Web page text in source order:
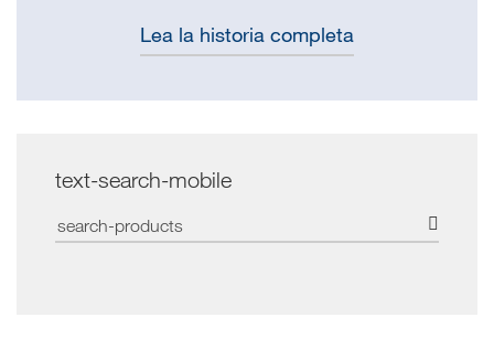
Lea la historia completa
text-search-mobile